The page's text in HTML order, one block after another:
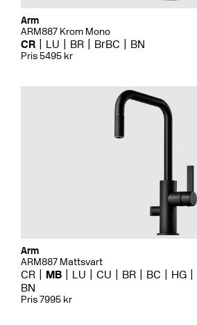
Arm
ARM887 Krom Mono
CR LU BR BrBC BN
Pris 5495 kr
Arm
ARM887 Mattsvart
CR MB LU CU BR BC HG
BN
Pris 7995 kr